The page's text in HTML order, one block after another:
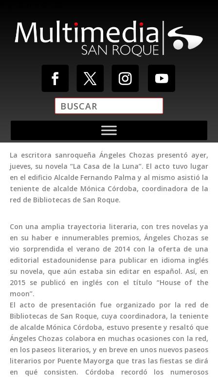
Media error: Format(s) not supported or source(s) not found
Descargar archivo: https://multimediasanroque.com/wp-
content/uploads/2019/11/Video-Cabecera.mp4
00:00
La escritora sanroqueña Ángeles Chozas presentó ayer,
jueves, su novela “La Casa de la Luna”. El acto tuvo lugar
en el edificio Alcalde Fernando Palma y al mismo asistió la
teniente de alcalde Mónica Córdoba, coordinadora de la
red de Bibliotecas de San Roque.
Con una amplia trayectoria literaria, con tres novelas ya
en su haber e innumerables premios, Ángeles Chozas se
vio sorprendida el verano de 2014 con la oferta de una
editorial estadounidense para publicar en idioma inglés
su novela, que aún estaba sin editar en español. Así, en
2015 se publicó en inglés con el título “House of the
moon”.
El acto de presentación fue organizado por la red de
Bibliotecas de San Roque, cuya coordinadora, la teniente
de alcalde Mónica Córdoba, estuvo presente y resaltó que
Ángeles Chozas colabora en muchas ocasiones con la red,
en los paseos literarios, y en breve en unos nuevos paseos
literarios por Puente Mayorga que tras las fiestas se dirá
en qué consisten. Córdoba recordó los numerosos